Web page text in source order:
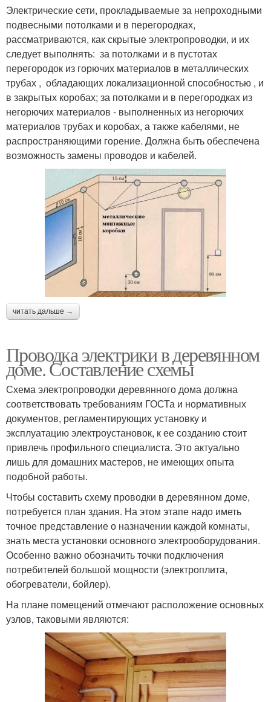
Электрические сети, прокладываемые за непроходными
подвесными потолками и в перегородках,
рассматриваются, как скрытые электропроводки, и их
следует выполнять: за потолками и в пустотах
перегородок из горючих материалов в металлических
трубах , обладающих локализационной способностью , и
в закрытых коробах; за потолками и в перегородках из
негорючих материалов - выполненных из негорючих
материалов трубах и коробах, а также кабелями, не
распространяющими горение. Должна быть обеспечена
возможность замены проводов и кабелей.
читать дальше →
Проводка электрики в деревянном
доме. Составление схемы
Схема электропроводки деревянного дома должна
соответствовать требованиям ГОСТа и нормативных
документов, регламентирующих установку и
эксплуатацию электроустановок, к ее созданию стоит
привлечь профильного специалиста. Это актуально
лишь для домашних мастеров, не имеющих опыта
подобной работы.
Чтобы составить схему проводки в деревянном доме,
потребуется план здания. На этом этапе надо иметь
точное представление о назначении каждой комнаты,
знать места установки основного электрооборудования.
Особенно важно обозначить точки подключения
потребителей большой мощности (электроплита,
обогреватели, бойлер).
На плане помещений отмечают расположение основных
узлов, таковыми являются: